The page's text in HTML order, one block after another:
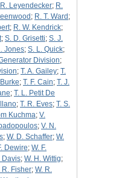
R. Leyendecker; R.
; R. T. Ward ;
; R. W. Kendrick;
; S. D. Grisetti; S. J.
Jones; S. L. Quick;
Division;
; T. A. Gailey; T.
; T. F. Cain; T. J.
; T. L. Petit De
; T. R. Eves; T. S.
Kuchma; V.
; V. N.
; W. D. Schaffer; W.
Dewire; W. F.
Davis; W. H. Wittig;
R. Fisher; W. R.